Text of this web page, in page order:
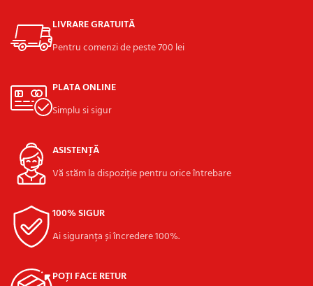
LIVRARE GRATUITĂ
Pentru comenzi de peste 700 lei
PLATA ONLINE
Simplu si sigur
ASISTENȚĂ
Vă stăm la dispoziție pentru orice întrebare
100% SIGUR
Ai siguranța și încredere 100%.
POȚI FACE RETUR